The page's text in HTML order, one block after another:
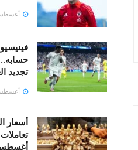
أغسطس 6,
حسابه..
تجديد
أغسطس 6,
أسعار
أغسطس